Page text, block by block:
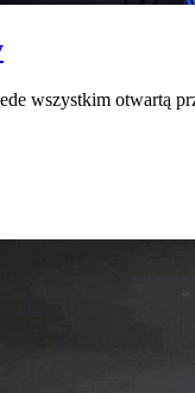
wszystkim otwartą